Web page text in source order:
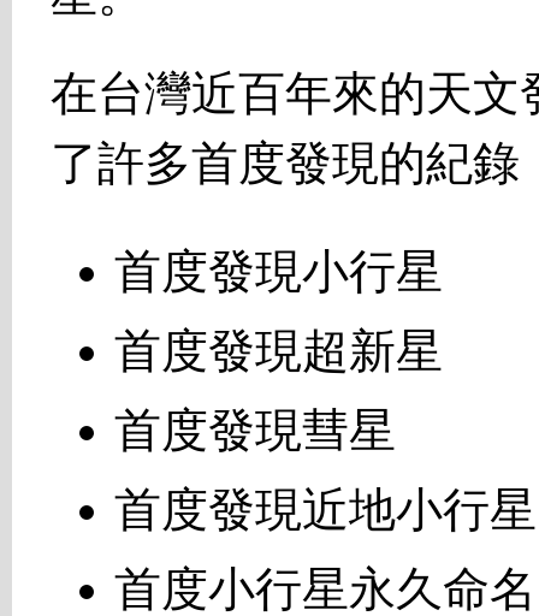
在台灣近百年來的天
了許多首度發現的紀錄
首度發現小行星
首度發現超新星
首度發現彗星
首度發現近地小行星
首度小行星永久命名